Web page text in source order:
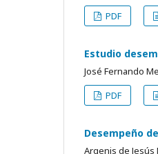
PDF
Estudio
José Fernando
PDF
Desempeño
Argenis de Jesús